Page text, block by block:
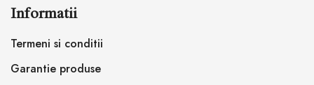
Informatii
Termeni si conditii
Garantie produse